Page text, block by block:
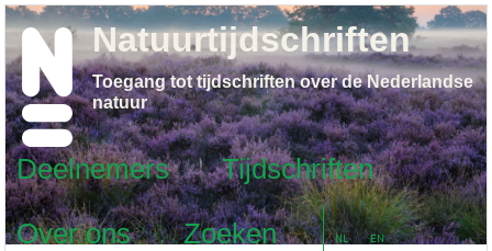
Deelnemers
Tijdschriften
Over ons
Zoeken NL EN
Natuurtijdschriften
Toegang tot tijdschriften over de Nederlandse
natuur